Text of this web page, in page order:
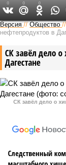
Версия //Общество
нефтепродуктов в
СК завёл дело
Дагестане
СК завёл дело о
Следственный
0 0 0